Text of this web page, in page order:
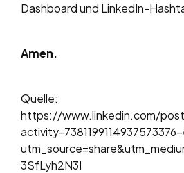
Dashboard und LinkedIn-
Amen.
Quelle:
https://www.linkedin.com/
activity-
3SfLyh2N3I